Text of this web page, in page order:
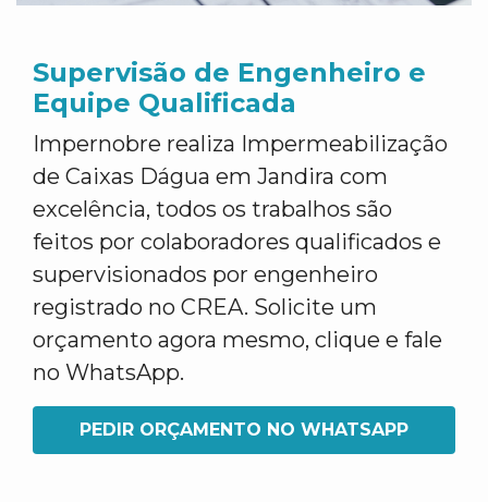
Supervisão de Engenheiro e
Equipe Qualificada
Impernobre realiza Impermeabilização
de Caixas Dágua em Jandira com
excelência, todos os trabalhos são
feitos por colaboradores qualificados e
supervisionados por engenheiro
registrado no CREA. Solicite um
orçamento agora mesmo, clique e fale
no WhatsApp.
PEDIR ORÇAMENTO NO WHATSAPP